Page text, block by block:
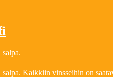
Kaikkiin vinsseihin on